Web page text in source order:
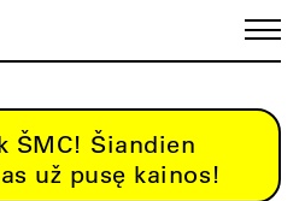
ŠMC! Šiandien
už pusę kainos!